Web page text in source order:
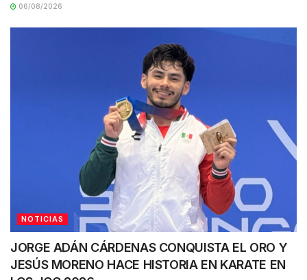
06/08/2026
NOTICIAS
JORGE ADÁN CÁRDENAS CONQUISTA EL ORO Y
JESÚS MORENO HACE HISTORIA EN KARATE EN